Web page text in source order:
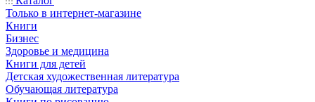
Только в интернет-магазине
Книги
Бизнес
Здоровье и медицина
Книги для детей
Детская художественная литература
Обучающая литература